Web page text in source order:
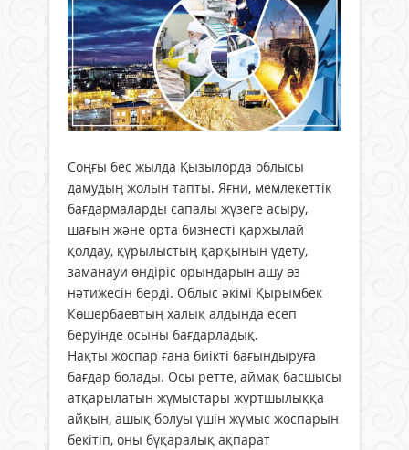
Соңғы бес жылда Қызылорда облысы
дамудың жолын тапты. Яғни, мемлекеттік
бағдармаларды сапалы жүзеге асыру,
шағын және орта бизнесті қаржылай
қолдау, құрылыстың қарқынын үдету,
заманауи өндіріс орындарын ашу өз
нәтижесін берді. Облыс әкімі Қырымбек
Көшербаевтың халық алдында есеп
беруінде осыны бағдарладық.
Нақты жоспар ғана биікті бағындыруға
бағдар болады. Осы ретте, аймақ басшысы
атқарылатын жұмыстары жұртшылыққа
айқын, ашық болуы үшін жұмыс жоспарын
бекітіп, оны бұқаралық ақпарат